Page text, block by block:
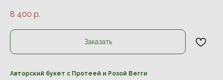
8 400 р.
Заказать
Авторский букет с Протеей и Розой Вегги